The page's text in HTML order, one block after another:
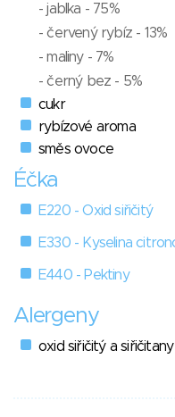
- jablka - 75%
- červený rybíz - 13%
- maliny - 7%
- černý bez - 5%
cukr
rybízové aroma
směs ovoce
Éčka
E220 - Oxid siřičitý
E330 - Kyselina
E440 - Pektiny
Alergeny
oxid siřičitý a siřičitany